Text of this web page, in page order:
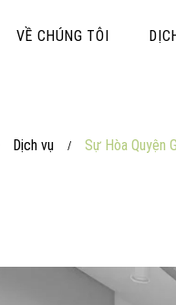
VỀ CHÚNG TÔI
Dịch vụ / Sự Hòa Quyện